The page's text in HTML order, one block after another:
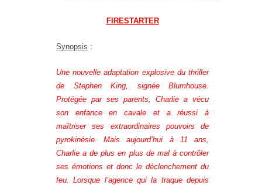
FIRESTARTER
Synopsis :
Une nouvelle adaptation explosive du thriller
de Stephen King, signée Blumhouse.
Protégée par ses parents, Charlie a vécu
son enfance en cavale et a réussi à
maîtriser ses extraordinaires pouvoirs de
pyrokinésie. Mais aujourd’hui à 11 ans,
Charlie a de plus en plus de mal à contrôler
ses émotions et donc le déclenchement du
feu. Lorsque l’agence qui la traque depuis